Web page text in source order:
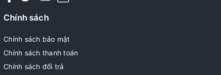
Chính sách
Chính sách bảo mật
Chính sách thanh toán
Chính sách đổi trả